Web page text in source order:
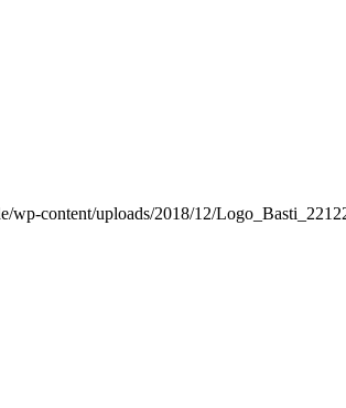
wp-content/uploads/2018/12/